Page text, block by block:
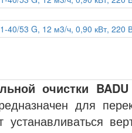
очистки
для